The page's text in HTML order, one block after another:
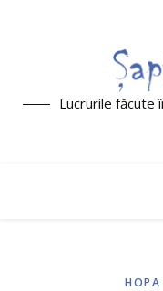
Lucrurile făcute